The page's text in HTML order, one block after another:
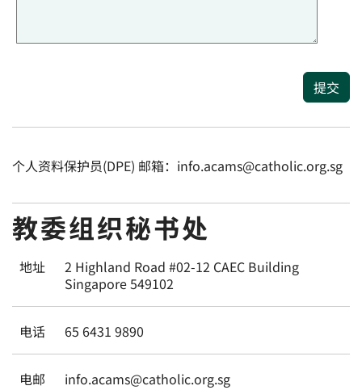
提交
个人资料保护员(DPE) 邮箱：info.acams@catholic.org.sg
教委组织秘书处
地址
2 Highland Road #02-12 CAEC Building
Singapore 549102
电话 65 6431 9890
电邮 info.acams@catholic.org.sg